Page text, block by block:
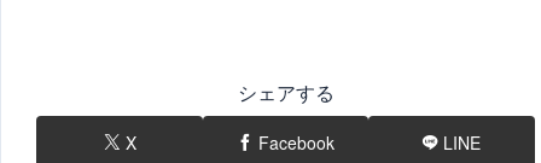
シェアする
X Facebook LINE